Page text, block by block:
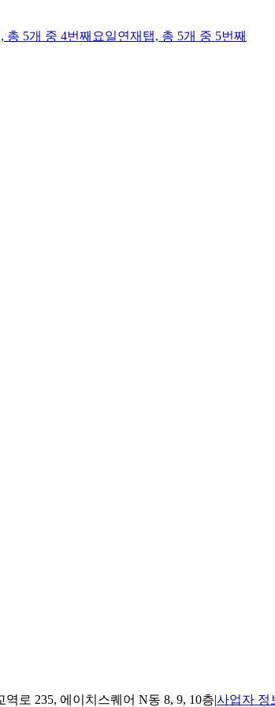
총 5개 중 4번째 요일연재 탭, 총 5개 중 5번째
로 235, 에이치스퀘어 N동 8, 9, 10층|사업자 정